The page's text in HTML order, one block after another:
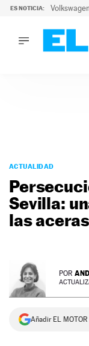
ES NOTICIA:
PODCAST
MOTOS
TECNOLOGÍA
SUPERCOCHES
SERVICIOS
NEWSLETTER
SÍGUENOS
ACTUALIDAD
Sevilla:
las
POR
Añadir EL